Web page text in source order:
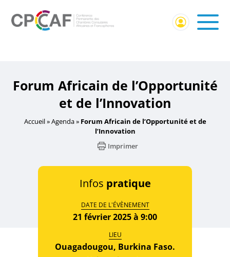
l’Opportunité et de l’Innovation
Forum Africain de l’Opportunité
et de l’Innovation
Accueil»Agenda» Forum Africain de l’Opportunité et de
l’Innovation
Imprimer
Infos pratique
DATE DE L'ÉVÈNEMENT
21 février 2025 à 9:00
LIEU
Ouagadougou, Burkina Faso.